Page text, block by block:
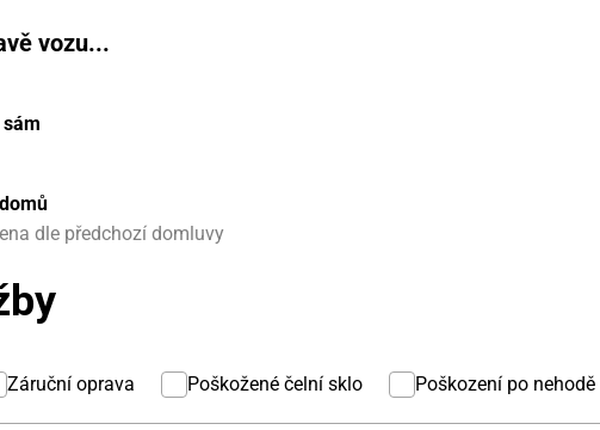
vozu...
dle předchozí domluvy
Záruční oprava Poškožené čelní sklo Poškození po nehodě